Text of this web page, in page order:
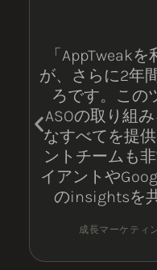
「AppTweak
が、さらに2年
ろです。この
ASOの取り組
なすべてを提
ントチームも
イアントや
のinsightsを
成長マーケティ